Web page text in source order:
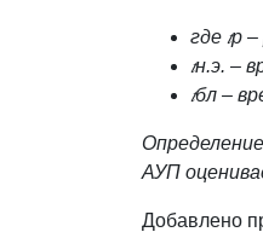
где 𝑡р
𝑡н.э. –
𝑡бл –
АУП
Добавлено